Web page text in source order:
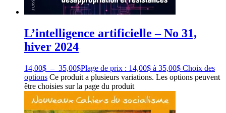
L’intelligence artificielle – No 31,
hiver 2024
14,00$ – 35,00$Plage de prix : 14,00$ à 35,00$ Choix des
options Ce produit a plusieurs variations. Les options peuvent
être choisies sur la page du produit